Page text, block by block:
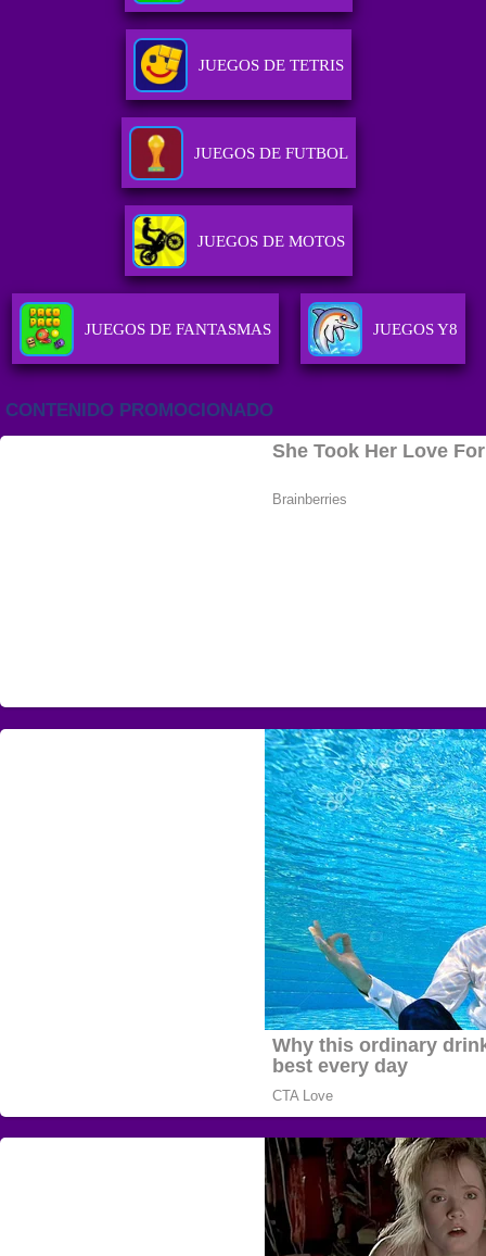
JUEGOS DE TETRIS
JUEGOS DE FUTBOL
JUEGOS DE MOTOS
JUEGOS DE FANTASMAS JUEGOS Y8